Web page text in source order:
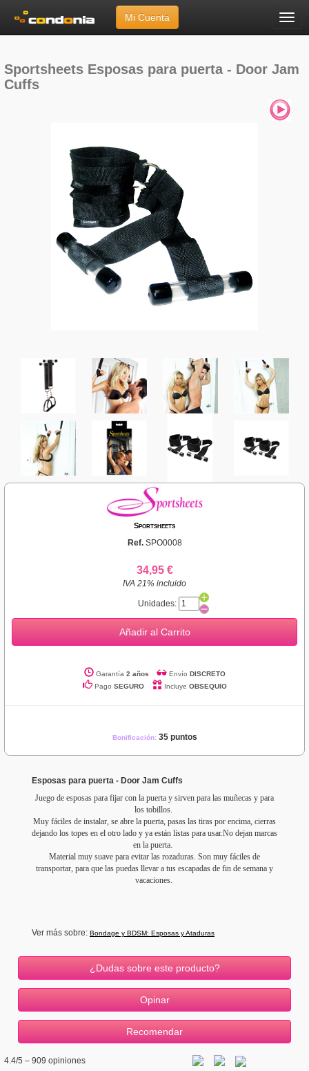
Menú
Mi Cuenta
Sportsheets»Esposas para puerta - Door Jam Cuffs
Sportsheets Esposas para puerta - Door Jam
Cuffs
Sportsheets
Ref. SPO0008
34,95 €
IVA 21% incluido
Unidades:
Añadir al Carrito
Garantía 2 años Envío DISCRETO
Pago SEGURO Incluye OBSEQUIO
Bonificación: 35 puntos
Esposas para puerta - Door Jam Cuffs
Juego de esposas para fijar con la puerta y sirven para las muñecas y para
los tobillos.
Muy fáciles de instalar, se abre la puerta, pasas las tiras por encima, cierras
dejando los topes en el otro lado y ya están listas para usar.No dejan marcas
en la puerta.
Material muy suave para evitar las rozaduras. Son muy fáciles de
transportar, para que las puedas llevar a tus escapadas de fin de semana y
vacaciones.
Ver más sobre: Bondage y BDSM: Esposas y Ataduras
¿Dudas sobre este producto?
4.4/5 – 909 opiniones